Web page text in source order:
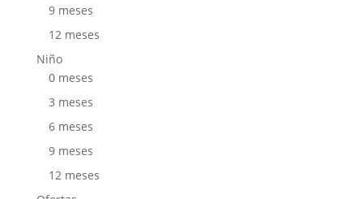
9 meses
12 meses
Niño
0 meses
3 meses
6 meses
9 meses
12 meses